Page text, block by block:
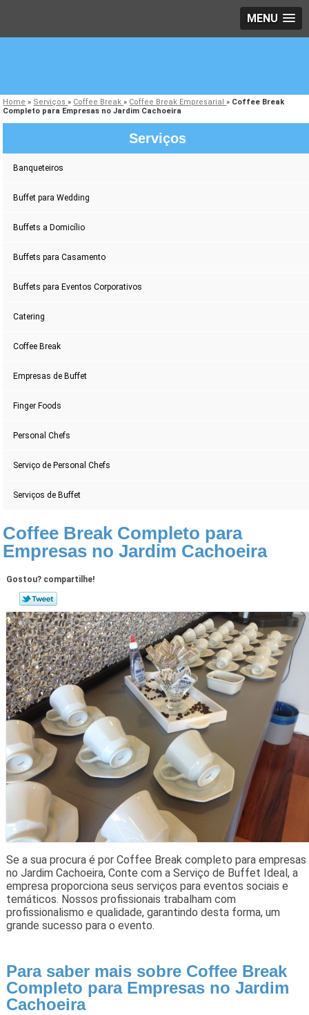
MENU
Home » Serviços» Coffee Break» Coffee Break Empresarial» Coffee Break
Completo para Empresas no Jardim Cachoeira
Serviços
Banqueteiros
Buffet para Wedding
Buffets a Domicílio
Buffets para Casamento
Buffets para Eventos Corporativos
Catering
Coffee Break
Empresas de Buffet
Finger Foods
Personal Chefs
Serviço de Personal Chefs
Serviços de Buffet
Coffee Break Completo para
Empresas no Jardim Cachoeira
Gostou? compartilhe!
Se a sua procura é por Coffee Break completo para empresas
no Jardim Cachoeira, Conte com a Serviço de Buffet Ideal, a
empresa proporciona seus serviços para eventos sociais e
temáticos. Nossos profissionais trabalham com
profissionalismo e qualidade, garantindo desta forma, um
grande sucesso para o evento.
Para saber mais sobre Coffee Break
Completo para Empresas no Jardim
Cachoeira